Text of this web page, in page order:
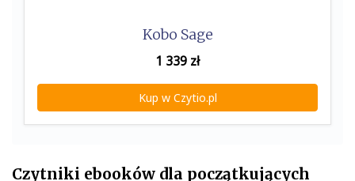
Kobo Sage
1 339 zł
Kup w Czytio.pl
Czytniki ebooków dla początkujących